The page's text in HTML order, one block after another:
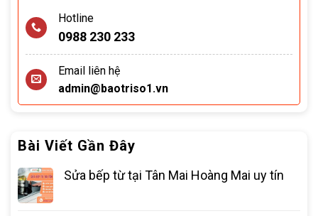
Hotline
0988 230 233
Email liên hệ
admin@baotriso1.vn
Bài Viết Gần Đây
Sửa bếp từ tại Tân Mai Hoàng Mai uy tín